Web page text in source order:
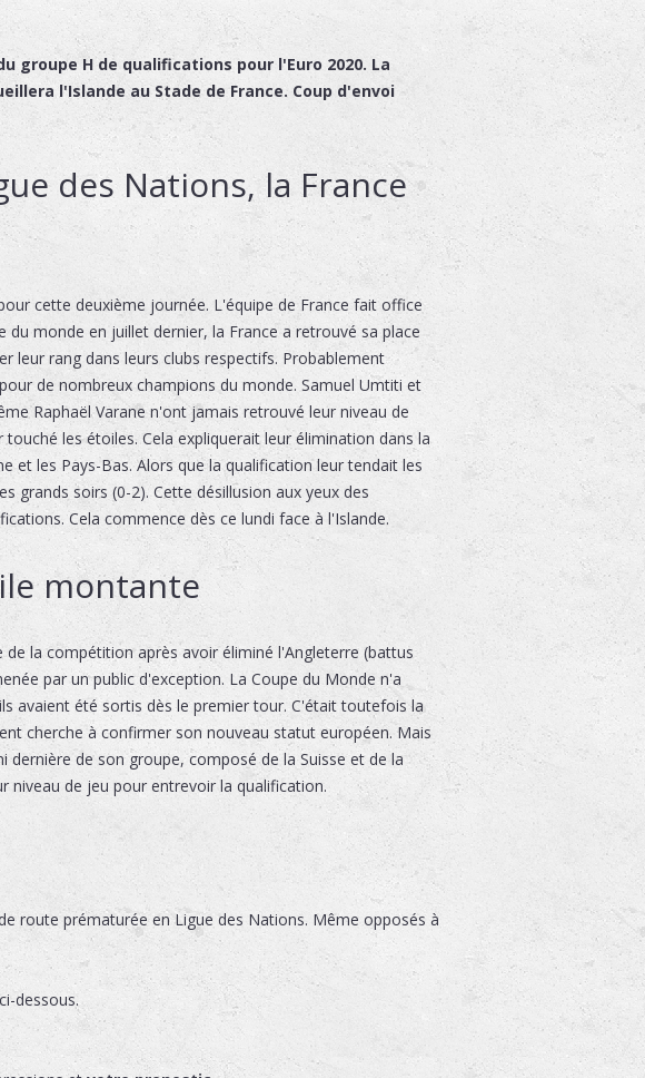
groupe H de qualifications pour l'Euro 2020. La
l'Islande au Stade de France. Coup d'envoi
des Nations, la France
cette deuxième journée. L'équipe de France fait office
monde en juillet dernier, la France a retrouvé sa place
rang dans leurs clubs respectifs. Probablement
de nombreux champions du monde. Samuel Umtiti et
Raphaël Varane n'ont jamais retrouvé leur niveau de
les étoiles. Cela expliquerait leur élimination dans la
et les Pays-Bas. Alors que la qualification leur tendait les
grands soirs (0-2). Cette désillusion aux yeux des
Cela commence dès ce lundi face à l'Islande.
montante
la compétition après avoir éliminé l'Angleterre (battus
par un public d'exception. La Coupe du Monde n'a
avaient été sortis dès le premier tour. C'était toutefois la
cherche à confirmer son nouveau statut européen. Mais
de son groupe, composé de la Suisse et de la
niveau de jeu pour entrevoir la qualification.
route prématurée en Ligue des Nations. Même opposés à
dessous.